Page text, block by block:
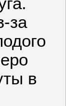
за
в